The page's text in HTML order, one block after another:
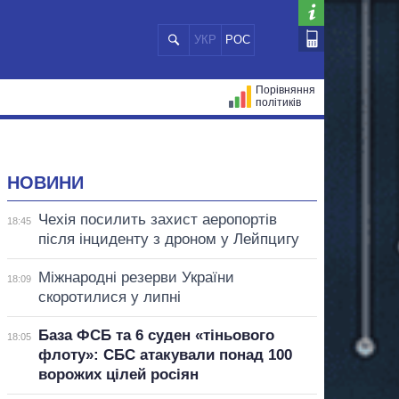
УКР РОС
Порівняння
політиків
НОВИНИ
18:45
Чехія посилить захист аеропортів
після інциденту з дроном у Лейпцигу
18:09
Міжнародні резерви України
скоротилися у липні
18:05
База ФСБ та 6 суден «тіньового
флоту»: СБС атакували понад 100
ворожих цілей росіян